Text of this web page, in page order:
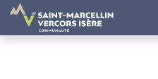
Panneau de gestion des cookies